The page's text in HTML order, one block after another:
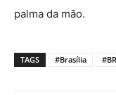
palma da mão.
TAGS #Brasília